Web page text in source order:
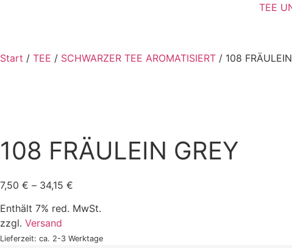
TEE
Start / TEE / SCHWARZER TEE AROMATISIERT / 108
108 FRÄULEIN GREY
7,50 € – 34,15 €
Enthält 7% red. MwSt.
zzgl. Versand
Lieferzeit: ca. 2-3 Werktage